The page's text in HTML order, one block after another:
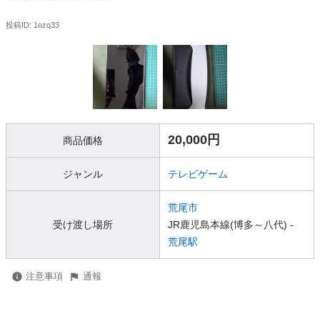
投稿ID: 1ozq33
商品価格 20,000円
ジャンル テレビゲーム
受け渡し場所
荒尾市
JR鹿児島本線(博多～八代) -
荒尾駅
注意事項 通報